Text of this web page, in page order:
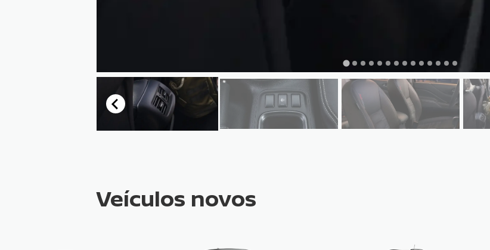
Veículos novos